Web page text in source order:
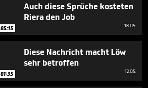
05:15
Auch diese Sprüche kosteten
Riera den Job
18.05.
01:35
Diese Nachricht macht Löw
sehr betroffen
12.05.